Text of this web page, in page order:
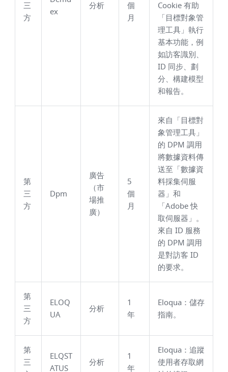
三
方
ex
分析
個
月
Cookie 有助
「目標對象管
理工具」執行
基本功能，例
如訪客識別、
ID 同步、劃
分、構建模型
和報告。
第
三
方
Dpm
廣告
（市
場推
廣）
5
個
月
來自「目標對
象管理工具」
的 DPM 調用
將數據資料傳
送至「數據資
料採集伺服
器」和
「Adobe 快
取伺服器」。
來自 ID 服務
的 DPM 調用
是對訪客 ID
的要求。
第
三
方
ELOQ
UA
分析
1
年
Eloqua：儲存
指南。
第
三
ELQST
ATUS
分析
1
年
Eloqua：追蹤
使用者存取網